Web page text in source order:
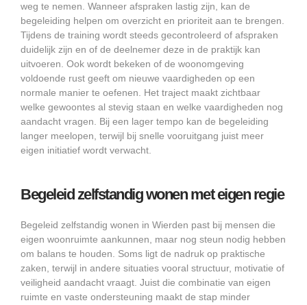
weg te nemen. Wanneer afspraken lastig zijn, kan de
begeleiding helpen om overzicht en prioriteit aan te brengen.
Tijdens de training wordt steeds gecontroleerd of afspraken
duidelijk zijn en of de deelnemer deze in de praktijk kan
uitvoeren. Ook wordt bekeken of de woonomgeving
voldoende rust geeft om nieuwe vaardigheden op een
normale manier te oefenen. Het traject maakt zichtbaar
welke gewoontes al stevig staan en welke vaardigheden nog
aandacht vragen. Bij een lager tempo kan de begeleiding
langer meelopen, terwijl bij snelle vooruitgang juist meer
eigen initiatief wordt verwacht.
Begeleid zelfstandig wonen met eigen regie
Begeleid zelfstandig wonen in Wierden past bij mensen die
eigen woonruimte aankunnen, maar nog steun nodig hebben
om balans te houden. Soms ligt de nadruk op praktische
zaken, terwijl in andere situaties vooral structuur, motivatie of
veiligheid aandacht vraagt. Juist die combinatie van eigen
ruimte en vaste ondersteuning maakt de stap minder